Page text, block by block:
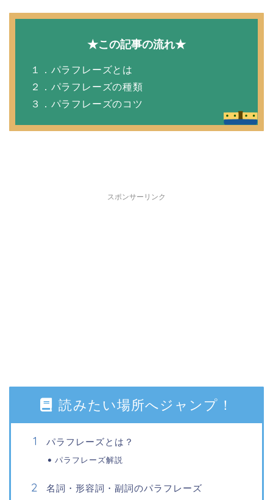
★この記事の流れ★
１．パラフレーズとは
２．パラフレーズの種類
３．パラフレーズのコツ
スポンサーリンク
読みたい場所へジャンプ！
パラフレーズとは？
パラフレーズ解説
名詞・形容詞・副詞のパラフレーズ